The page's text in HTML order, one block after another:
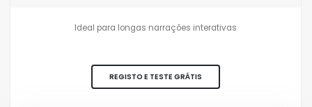
Ideal para longas narrações interativas
REGISTO E TESTE GRÁTIS